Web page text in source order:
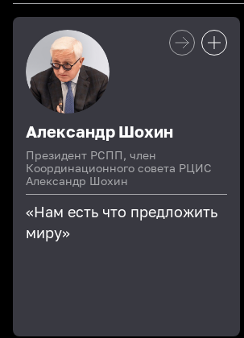
Александр Шохин
Президент РСПП, член
Координационного совета РЦИС
Александр Шохин
«Нам есть что предложить
миру»